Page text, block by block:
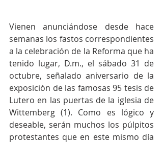
Vienen anunciándose desde hace
semanas los fastos correspondientes
a la celebración de la Reforma que ha
tenido lugar, D.m., el sábado 31 de
octubre, señalado aniversario de la
exposición de las famosas 95 tesis de
Lutero en las puertas de la iglesia de
Wittemberg (1). Como es lógico y
deseable, serán muchos los púlpitos
protestantes que en este mismo día